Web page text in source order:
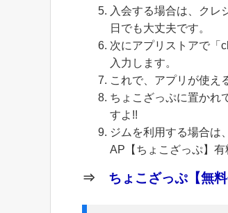
入会する場合は、クレ
日でも大丈夫です。
次にアプリストアで「
入力します。
これで、アプリが使え
ちょこざっぷに置かれ
すよ!!
ジムを利用する場合は
AP【ちょこざっぷ】有
⇒ ちょこざっぷ【無